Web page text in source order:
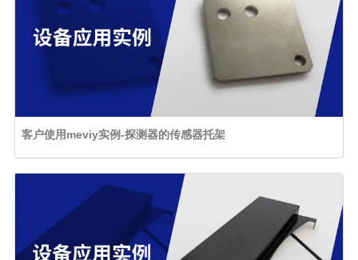
客户使用meviy实例-探测器的传感器托架